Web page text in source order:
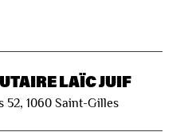
LAÏC JUIF
52, 1060 Saint-Gilles